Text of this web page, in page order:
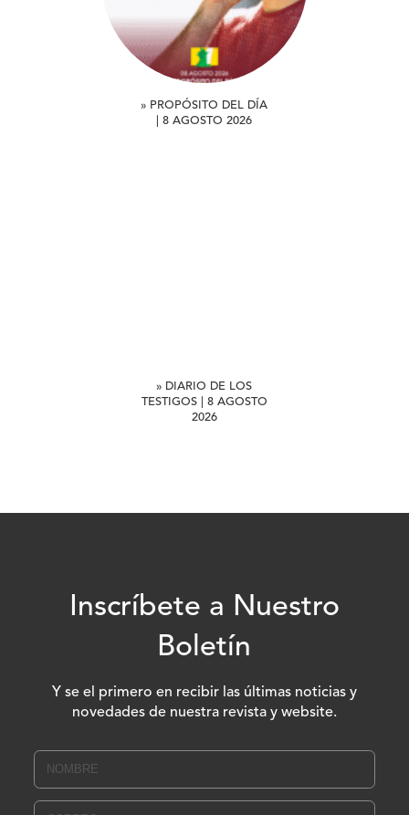
» PROPÓSITO DEL DÍA
| 8 AGOSTO 2026
» DIARIO DE LOS
TESTIGOS | 8 AGOSTO
2026
Inscríbete a Nuestro
Boletín
Y se el primero en recibir las últimas noticias y
novedades de nuestra revista y website.